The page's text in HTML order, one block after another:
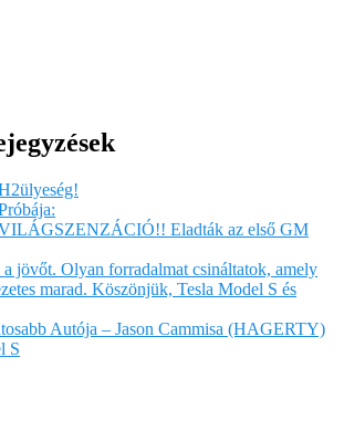
Eladták az első GM
jövőt. Olyan forradalmat csináltatok, amely
marad. Köszönjük, Tesla Model S és
Autója – Jason Cammisa (HAGERTY)
S